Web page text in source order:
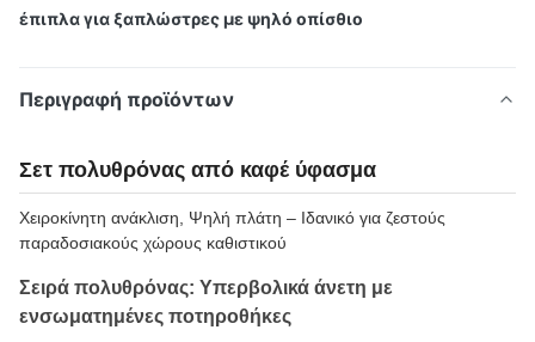
έπιπλα για ξαπλώστρες με ψηλό οπίσθιο
Περιγραφή προϊόντων
Σετ πολυθρόνας από καφέ ύφασμα
Χειροκίνητη ανάκλιση, Ψηλή πλάτη – Ιδανικό για ζεστούς
παραδοσιακούς χώρους καθιστικού
Σειρά πολυθρόνας: Υπερβολικά άνετη με
ενσωματημένες ποτηροθήκες